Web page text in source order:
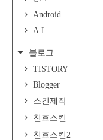
Android
A.I
블로그
TISTORY
Blogger
스킨제작
친효스킨
친효스킨2